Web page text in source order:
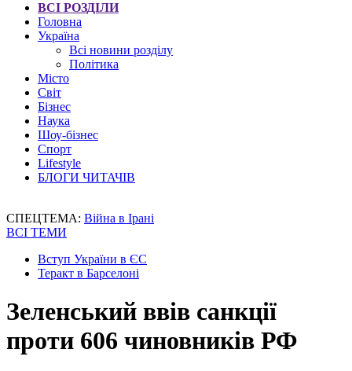
ВСІ РОЗДІЛИ
Головна
Україна
Всі новини розділу
Політика
Місто
Світ
Бізнес
Наука
Шоу-бізнес
Спорт
Lifestyle
БЛОГИ ЧИТАЧІВ
СПЕЦТЕМА: Війна в Ірані
ВСІ ТЕМИ
Вступ України в ЄС
Теракт в Барселоні
Зеленський ввів санкції
проти 606 чиновників РФ